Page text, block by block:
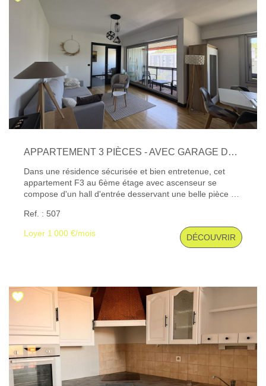
APPARTEMENT 3 PIÈCES - AVEC GARAGE DOUBLE ET CAVE À 10 MIN DU CENTRE-VILLE
Dans une résidence sécurisée et bien entretenue, cet
appartement F3 au 6ème étage avec ascenseur se
compose d'un hall d'entrée desservant une belle pièce de
deux chambres - possibilité de faire une troisième
chambre - et une salle d'eau avec wc séparé. Cave et
Garage double. Très fonctionnel avec buanderie et
rangement. Chauffage et eau chaude collectif. Double
georisques. gouv. fr
Ref. : 507
Loyer 1 000 €/mois DÉCOUVRIR